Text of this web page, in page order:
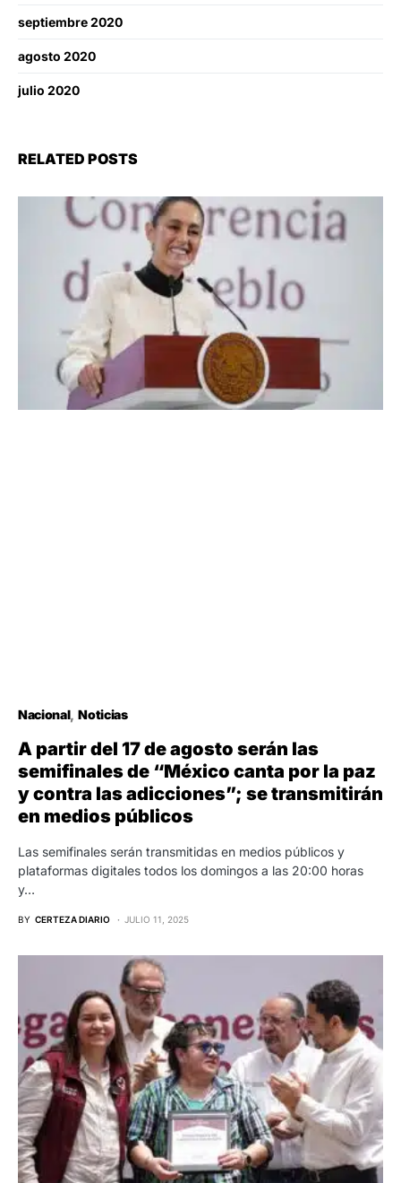
septiembre 2020
agosto 2020
julio 2020
RELATED POSTS
Nacional Noticias
A partir del 17 de agosto serán las
semifinales de “México canta por la paz
y contra las adicciones”; se transmitirán
en medios públicos
Las semifinales serán transmitidas en medios públicos y
plataformas digitales todos los domingos a las 20:00 horas
y…
BY CERTEZA DIARIO JULIO 11, 2025